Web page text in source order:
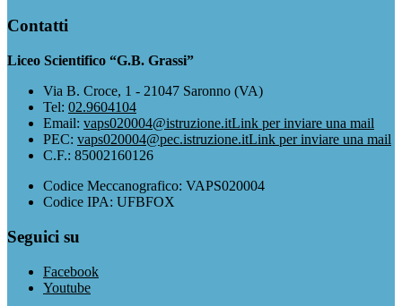
Contatti
Liceo Scientifico “G.B. Grassi”
Via B. Croce, 1 - 21047 Saronno (VA)
Tel: 02.9604104
Email: vaps020004@istruzione.itLink per inviare una mail
PEC: vaps020004@pec.istruzione.itLink per inviare una mail
C.F.: 85002160126
Codice Meccanografico: VAPS020004
Codice IPA: UFBFOX
Seguici su
Facebook
Youtube